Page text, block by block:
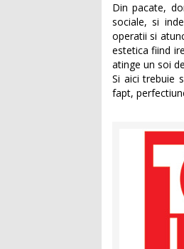
Din pacate,
sociale, si
operatii si
estetica fiind
atinge un soi
Si aici trebuie
fapt,